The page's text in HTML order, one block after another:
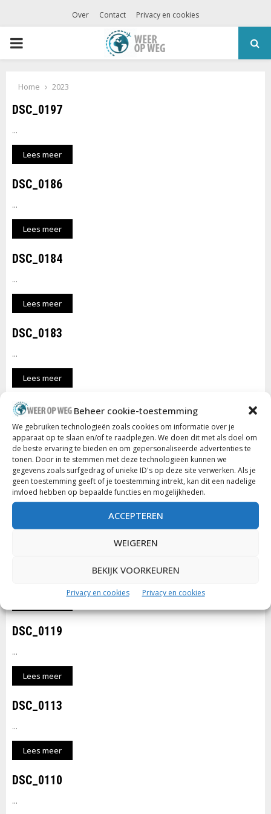
Beheer cookie-toestemming
We gebruiken technologieën zoals cookies om informatie over je
apparaat op te slaan en/of te raadplegen. We doen dit met als doel om
de beste ervaring te bieden en om gepersonaliseerde advertenties te
tonen. Door in te stemmen met deze technologieën kunnen we
gegevens zoals surfgedrag of unieke ID's op deze site verwerken. Als je
geen toestemming geeft of je toestemming intrekt, kan dit een nadelige
invloed hebben op bepaalde functies en mogelijkheden.
ACCEPTEREN
WEIGEREN
BEKIJK VOORKEUREN
Privacy en cookies Privacy en cookies
Over Contact Privacy en cookies
PRIMARY
Home 2023
DSC_0197
...
Lees meer
DSC_0186
...
Lees meer
DSC_0184
...
Lees meer
DSC_0183
...
Lees meer
DSC_0168
...
Lees meer
DSC_0130
...
Lees meer
DSC_0119
...
Lees meer
DSC_0113
...
Lees meer
DSC_0110
...